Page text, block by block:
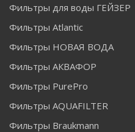
Фильтры для воды ГЕЙЗЕР
Фильтры Atlantic
Фильтры НОВАЯ ВОДА
Фильтры АКВАФОР
Фильтры PurePro
Фильтры AQUAFILTER
Фильтры Braukmann